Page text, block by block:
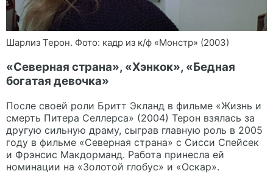
Шарлиз Терон. Фото: кадр из к/ф «Монстр» (2003)
«Северная страна», «Хэнкок», «Бедная
богатая девочка»
После своей роли Бритт Экланд в фильме «Жизнь и
смерть Питера Селлерса» (2004) Терон взялась за
другую сильную драму, сыграв главную роль в 2005
году в фильме «Северная страна» с Сисси Спейсек
и Фрэнсис Макдорманд. Работа принесла ей
номинации на «Золотой глобус» и «Оскар».